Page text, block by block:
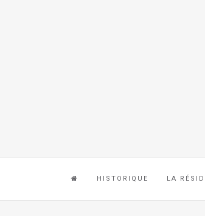
HISTORIQUE LA